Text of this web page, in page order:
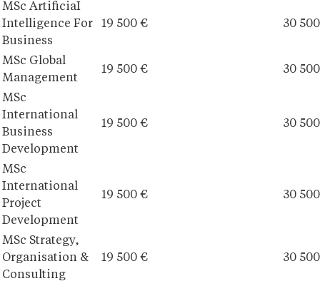
MSc ArtificiaI
Intelligence For
Business
19 500 € 30
MSc Global
Management
19 500 € 30
MSc
International
Business
Development
19 500 € 30
MSc
International
Project
Development
19 500 € 30
MSc Strategy,
Organisation &
Consulting
19 500 € 30